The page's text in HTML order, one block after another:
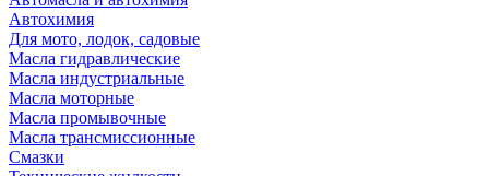
Автохимия
Для мото, лодок, садовые
Масла гидравлические
Масла индустриальные
Масла моторные
Масла промывочные
Масла трансмиссионные
Смазки